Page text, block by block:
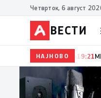
Четврток, 6 август
ВЕСТИ
НАЈНОВО19:22